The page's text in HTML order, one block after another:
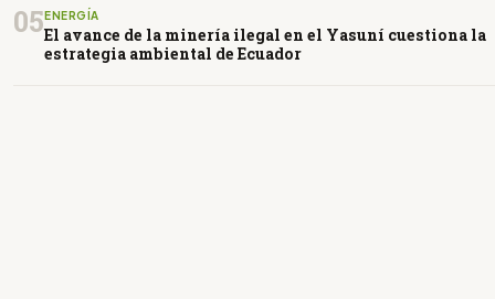
05ENERGÍA
El avance de la minería ilegal en el Yasuní cuestiona la
estrategia ambiental de Ecuador